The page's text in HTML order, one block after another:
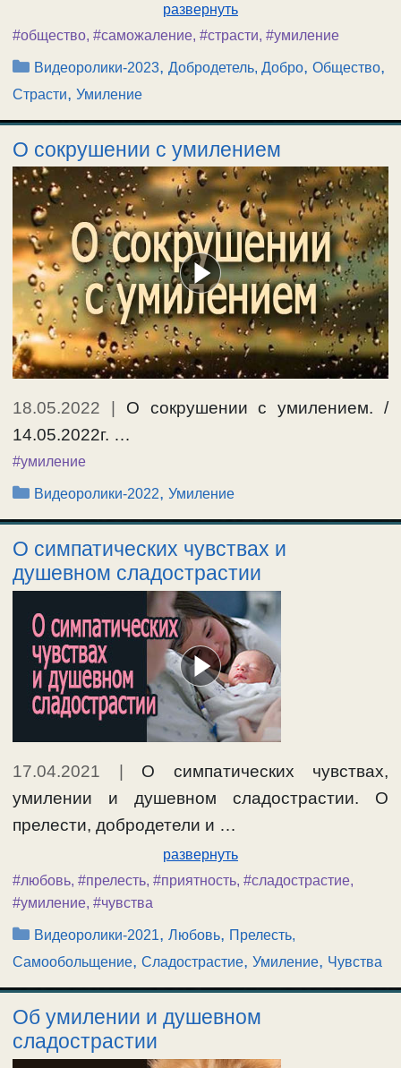
развернуть
#общество, #саможаление, #страсти, #умиление
Рубрики
Видеоролики-2023,Добродетель, Добро,Общество,
Страсти, Умиление
О сокрушении с умилением
18.05.2022
О сокрушении с умилением. /
14.05.2022г. …
#умиление
Рубрики
Видеоролики-2022,Умиление
О симпатических чувствах и
душевном сладострастии
17.04.2021
О симпатических чувствах,
умилении и душевном сладострастии. О
прелести, добродетели и …
развернуть
#любовь, #прелесть, #приятность, #сладострастие,
#умиление, #чувства
Рубрики
Видеоролики-2021,Любовь, Прелесть,
Самообольщение, Сладострастие, Умиление, Чувства
Об умилении и душевном
сладострастии